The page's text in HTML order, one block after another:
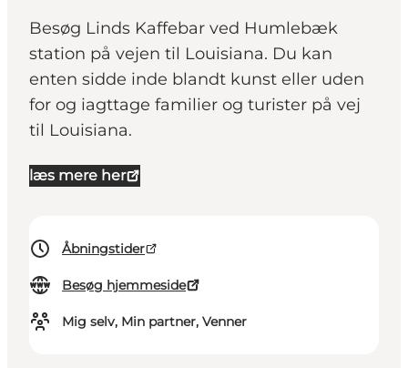
Besøg Linds Kaffebar ved Humlebæk
station på vejen til Louisiana. Du kan
enten sidde inde blandt kunst eller uden
for og iagttage familier og turister på vej
til Louisiana.
læs mere her
Åbningstider
Besøg hjemmeside
Mig selv, Min partner, Venner